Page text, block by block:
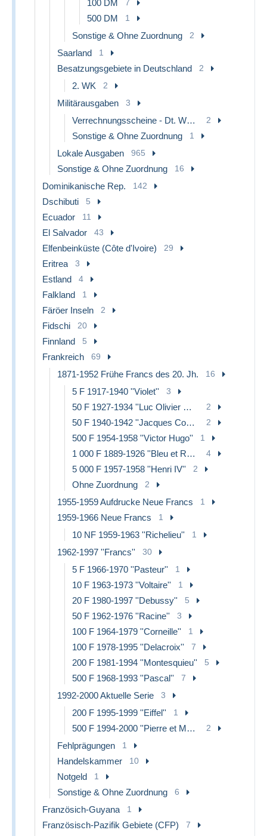
100 DM 7
500 DM 1
Sonstige & Ohne Zuordnung 2
Saarland 1
Besatzungsgebiete in Deutschland 2
2. WK 2
Militärausgaben 3
Verrechnungsscheine - Dt. Wehrmacht 2
Sonstige & Ohne Zuordnung 1
Lokale Ausgaben 965
Sonstige & Ohne Zuordnung 16
Dominikanische Rep. 142
Dschibuti 5
Ecuador 11
El Salvador 43
Elfenbeinküste (Côte d'Ivoire) 29
Eritrea 3
Estland 4
Falkland 1
Färöer Inseln 2
Fidschi 20
Finnland 5
Frankreich 69
1871-1952 Frühe Francs des 20. Jh. 16
5 F 1917-1940 ''Violet'' 3
50 F 1927-1934 ''Luc Olivier Merson'' 2
50 F 1940-1942 ''Jacques Coeur'' 2
500 F 1954-1958 ''Victor Hugo'' 1
1 000 F 1889-1926 ''Bleu et Rose'' 4
5 000 F 1957-1958 ''Henri IV'' 2
Ohne Zuordnung 2
1955-1959 Aufdrucke Neue Francs 1
1959-1966 Neue Francs 1
10 NF 1959-1963 ''Richelieu'' 1
1962-1997 ''Francs'' 30
5 F 1966-1970 ''Pasteur'' 1
10 F 1963-1973 ''Voltaire'' 1
20 F 1980-1997 ''Debussy'' 5
50 F 1962-1976 ''Racine'' 3
100 F 1964-1979 ''Corneille'' 1
100 F 1978-1995 ''Delacroix'' 7
200 F 1981-1994 ''Montesquieu'' 5
500 F 1968-1993 ''Pascal'' 7
1992-2000 Aktuelle Serie 3
200 F 1995-1999 ''Eiffel'' 1
500 F 1994-2000 ''Pierre et Marie Curie'' 2
Fehlprägungen 1
Handelskammer 10
Notgeld 1
Sonstige & Ohne Zuordnung 6
Französich-Guyana 1
Französisch-Pazifik Gebiete (CFP) 7